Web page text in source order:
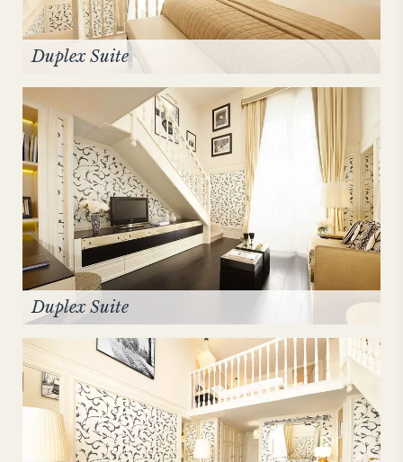
Duplex Suite
Duplex Suite